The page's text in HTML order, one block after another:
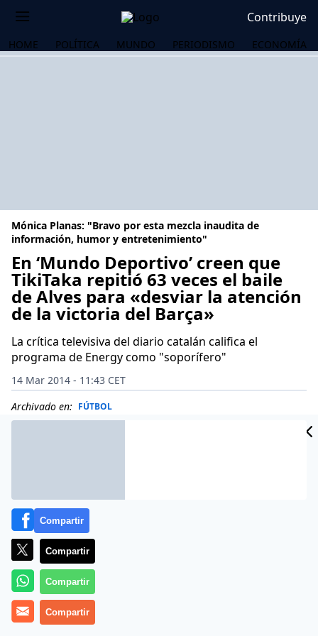
Contribuye
HOME POLÍTICA MUNDO PERIODISMO ECONOMÍA
Mónica Planas: "Bravo por esta mezcla inaudita de
información, humor y entretenimiento"
En ‘Mundo Deportivo’ creen que
TikiTaka repitió 63 veces el baile
de Alves para «desviar la atención
de la victoria del Barça»
La crítica televisiva del diario catalán califica el
programa de Energy como "soporífero"
14 Mar 2014 - 11:43 CET
Archivado en: FÚTBOL
Compartir
Compartir
Compartir
Compartir